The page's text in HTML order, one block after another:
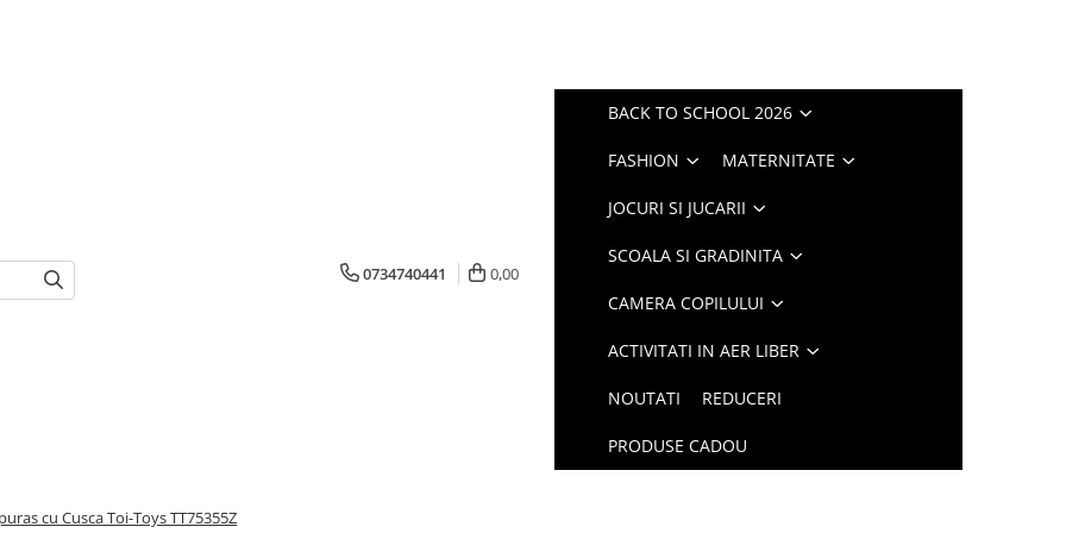
0734740441 0,00
BACK TO SCHOOL 2026
FASHION MATERNITATE
JOCURI SI JUCARII
SCOALA SI GRADINITA
CAMERA COPILULUI
ACTIVITATI IN AER LIBER
NOUTATI REDUCERI
PRODUSE CADOU
cu Cusca Toi-Toys TT75355Z